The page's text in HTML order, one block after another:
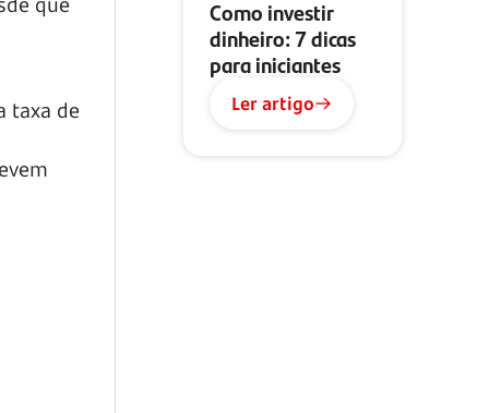
taxa de
Como investir
dinheiro: 7 dicas
para iniciantes
Ler artigo